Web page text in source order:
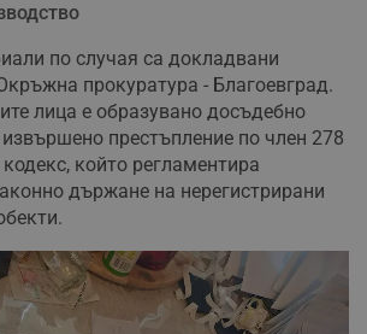
по случая са докладвани
прокуратура - Благоевград.
лица е образувано досъдебно
престъпление по член 278
който регламентира
държане на нерегистрирани